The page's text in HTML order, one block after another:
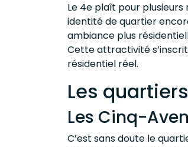
Le 4e plaît pour
identité de quartier
ambiance plus
Cette attractivité
résidentiel réel.
Les
Les Cinq-
C’est sans doute le